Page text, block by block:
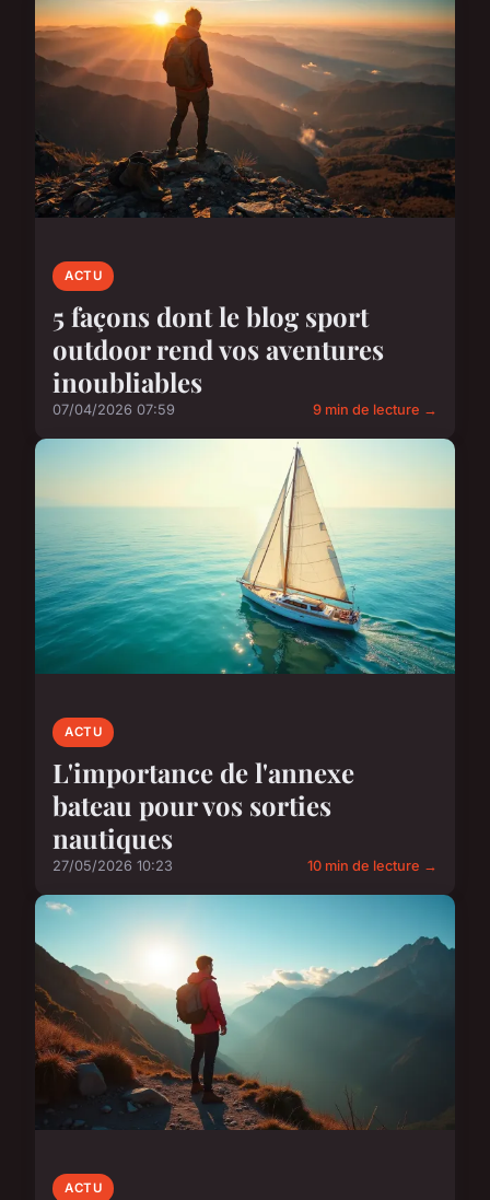
ACTU
5 façons dont le blog sport
outdoor rend vos aventures
inoubliables
07/04/2026 07:59 9 min de lecture →
ACTU
L'importance de l'annexe
bateau pour vos sorties
nautiques
27/05/2026 10:23 10 min de lecture →
ACTU